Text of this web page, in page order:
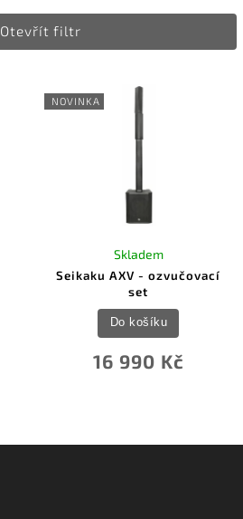
Otevřít filtr
NOVINKA
Seikaku AXV - ozvučovací
set
Skladem
16 990 Kč
Do košíku